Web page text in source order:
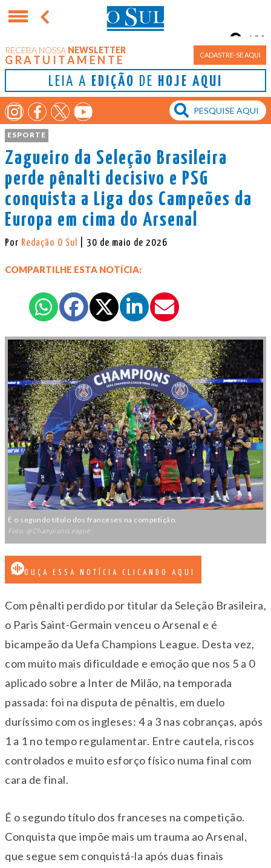
RECEBA NOSSA NEWSLETTER
GRATUITAMENTE CADASTRE-SE AQUI
LEIA A EDIÇÃO DE HOJE AQUI
Porto Alegre
13°
ESPORTE
Zagueiro da Seleção Brasileira
perde pênalti decisivo e PSG
conquista a Liga dos Campeões da
Europa em cima do Arsenal
Por Redação O Sul | 30 de maio de 2026
COMPARTILHE ESTA NOTÍCIA:
É o segundo título dos franceses na competição.
Foto: @ChampionsLeague
OUÇA ESSA NOTÍCIA CLICANDO AQUI
Com pênalti perdido por titular da Seleção Brasileira,
o Paris Saint-Germain venceu o Arsenal e é
bicampeão da Uefa Champions League. Desta vez,
com muito mais dificuldade e emoção que nos 5 a 0
aplicado sobre a Inter de Milão, na temporada
passada: foi na disputa de pênaltis, em duelo
duríssimo com os ingleses: 4 a 3 nas cobranças, após
1 a 1 no tempo regulamentar. Entre cautela, riscos
controlados e muito esforço físico numa final com
cara de final.
É o segundo título dos franceses na competição.
Conquista que impõe mais um trauma ao Arsenal,
que segue sem conquistá-la após duas finais